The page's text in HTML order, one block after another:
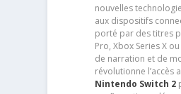
nouvelles
aux dispositifs
porté par des titres
Pro, Xbox Series X
de narration et de
révolutionne l’accès
Nintendo Switch 2